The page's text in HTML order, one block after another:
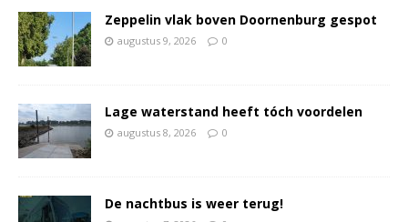
Zeppelin vlak boven Doornenburg gespot
augustus 9, 2026 0
Lage waterstand heeft tóch voordelen
augustus 8, 2026 0
De nachtbus is weer terug!